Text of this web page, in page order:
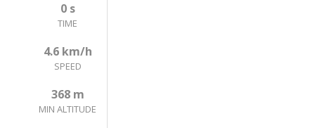
TIME
0 s
SPEED
4.6 km/h
MIN ALTITUDE
368 m